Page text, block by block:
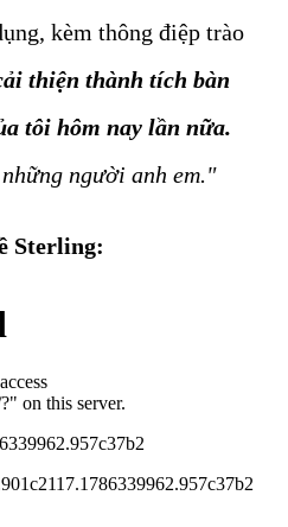
kèm thông điệp trào
thiện thành tích bàn
tôi hôm nay lần nữa.
người anh em."
Sterling: